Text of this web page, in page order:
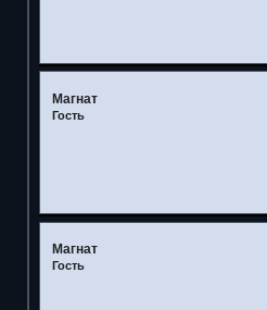
Магнат
Гость
Магнат
Гость